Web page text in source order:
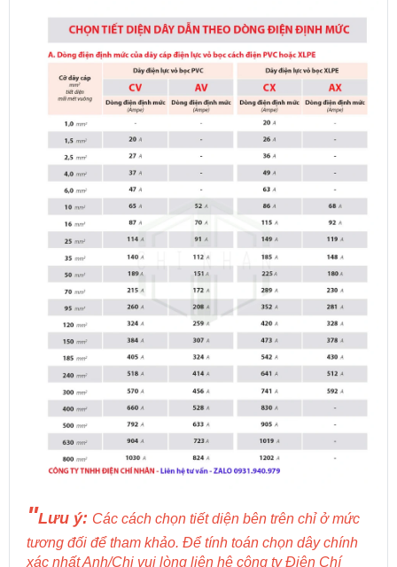
"Lưu ý: Các cách chọn tiết diện bên trên chỉ ở mức
tương đối để tham khảo. Để tính toán chọn dây chính
xác nhất Anh/Chị vui lòng liên hệ công ty Điện Chí